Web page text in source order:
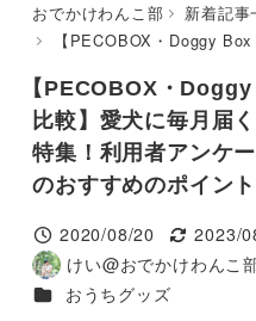
おでかけわんこ部 新着記事
【PECOBOX・Doggy Box・こいぬすてっぷ比較】愛犬に毎月届くプレ
【PECOBOX・
比較】愛犬に毎月届
特集！利用者アンケ
のおすすめのポイン
投稿日
2020/08/20
更新日
2023/
著
者
けい@おでかけわんこ
カテゴリー
おうちグッズ